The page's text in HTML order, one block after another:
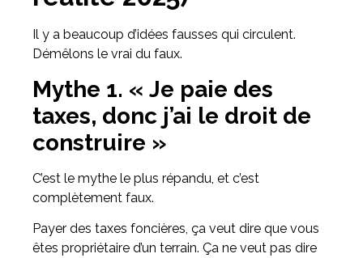
Il y a beaucoup d’idées fausses qui circulent.
Démêlons le vrai du faux.
Mythe 1. « Je paie des
taxes, donc j’ai le droit de
construire »
C’est le mythe le plus répandu, et c’est
complètement faux.
Payer des taxes foncières, ça veut dire que vous
êtes propriétaire d’un terrain. Ça ne veut pas dire